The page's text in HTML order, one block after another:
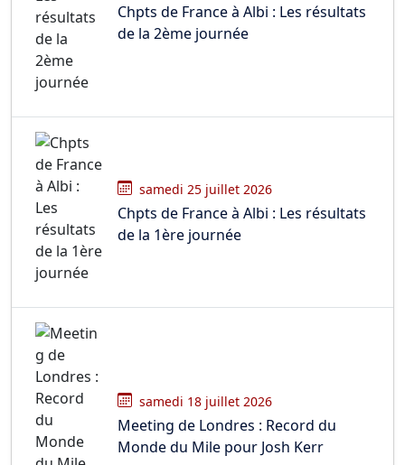
Chpts de France à Albi : Les résultats
de la 2ème journée
samedi 25 juillet 2026
Chpts de France à Albi : Les résultats
de la 1ère journée
samedi 18 juillet 2026
Meeting de Londres : Record du
Monde du Mile pour Josh Kerr